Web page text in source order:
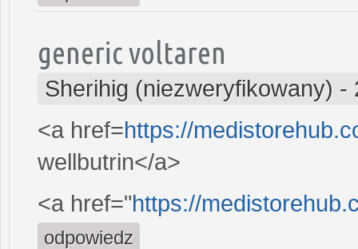
generic voltaren
Sherihig (niezweryfikowany) -
<a href=https://
wellbutrin</a>
<a href="https://
odpowiedz